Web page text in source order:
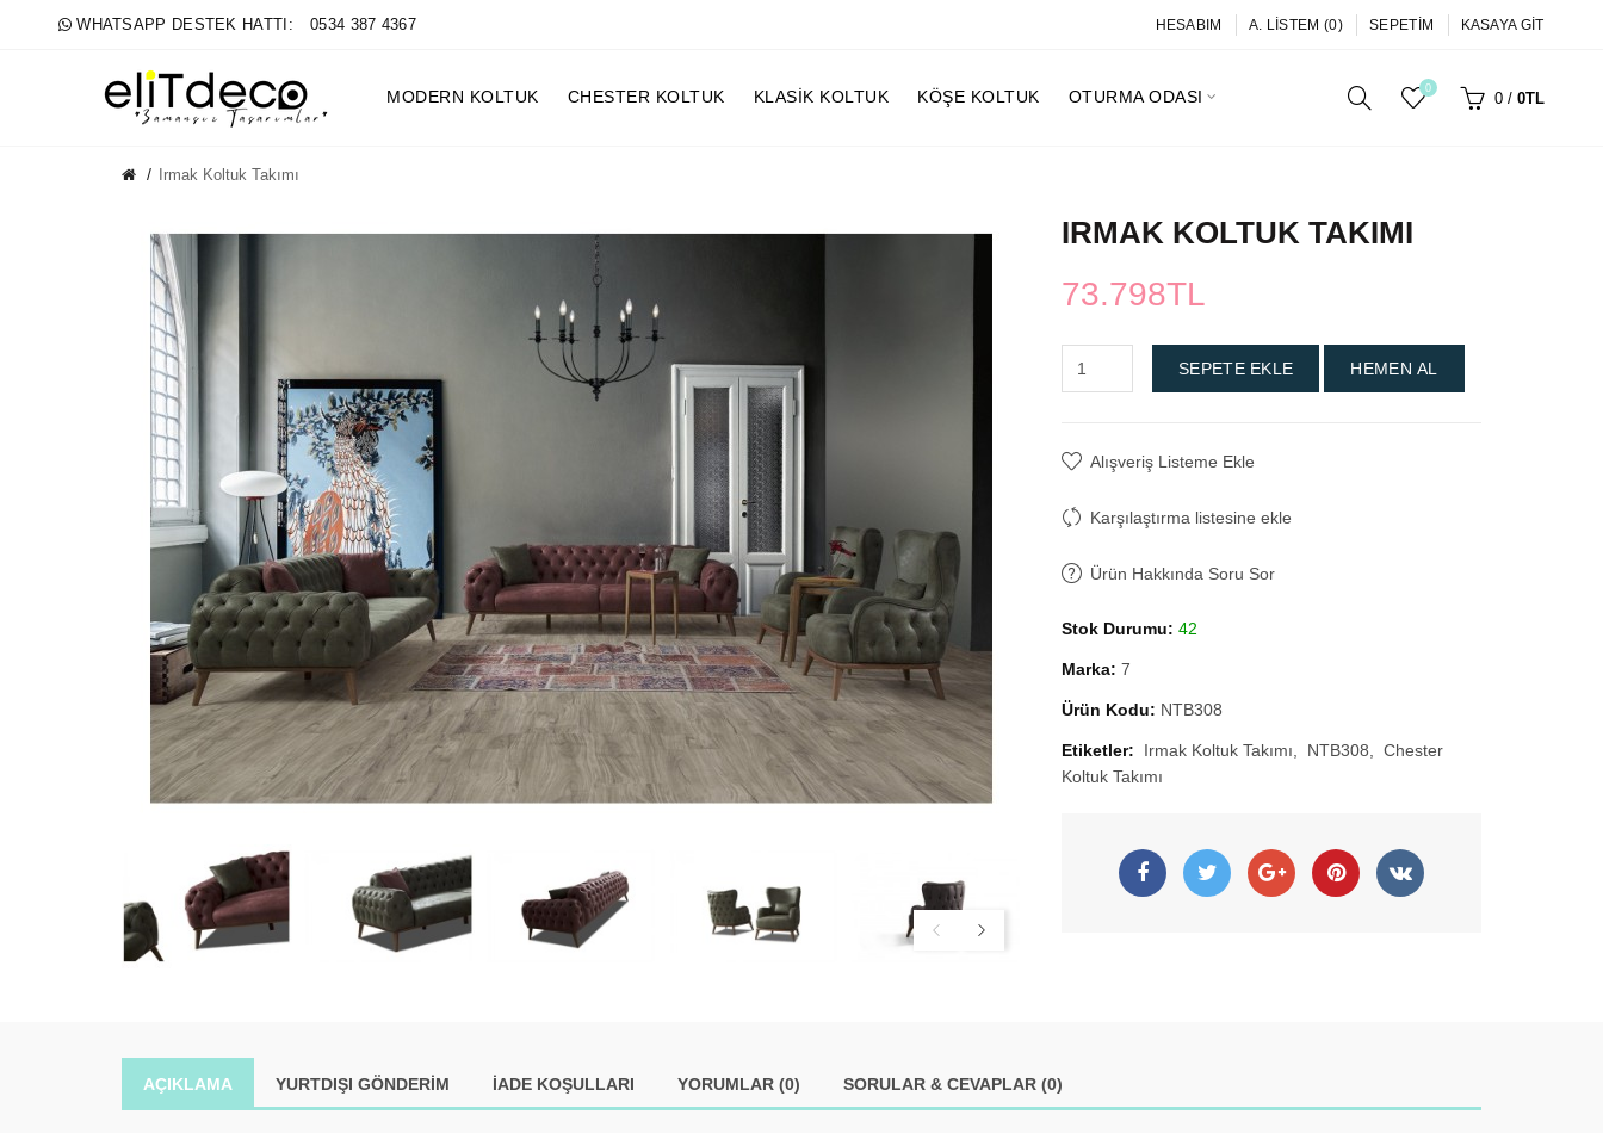
WHATSAPP DESTEK HATTI: 0534 387 4367 HESABIM A. LISTEM (0) SEPETIM KASAYA GIT
MODERN KOLTUK CHESTER KOLTUK KLASIK KOLTUK KÖŞE KOLTUK OTURMA ODASI 0
0 / 0TL
Irmak Koltuk Takımı
IRMAK KOLTUK TAKIMI
73.798TL
SEPETE EKLE HEMEN AL
Alışveriş Listeme Ekle
Karşılaştırma listesine ekle
Ürün Hakkında Soru Sor
Stok Durumu: 42
Marka: 7
Ürün Kodu: NTB308
Etiketler: Irmak Koltuk Takımı NTB308
Chester
Koltuk Takımı
AÇIKLAMA YURTDIŞI GÖNDERİM İADE KOŞULLARI YORUMLAR (0) SORULAR & CEVAPLAR (0)